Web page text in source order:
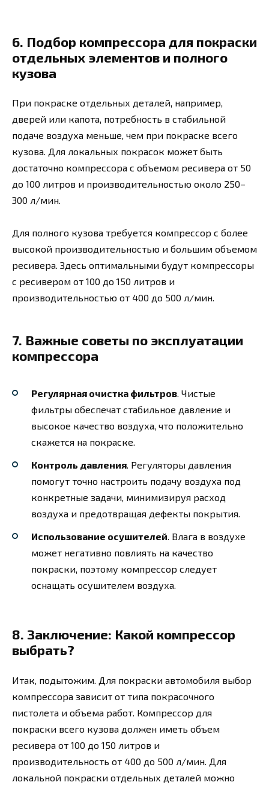
6. Подбор компрессора для покраски
отдельных элементов и полного
кузова
При покраске отдельных деталей, например,
дверей или капота, потребность в стабильной
подаче воздуха меньше, чем при покраске всего
кузова. Для локальных покрасок может быть
достаточно компрессора с объемом ресивера от 50
до 100 литров и производительностью около 250–
300 л/мин.
Для полного кузова требуется компрессор с более
высокой производительностью и большим объемом
ресивера. Здесь оптимальными будут компрессоры
с ресивером от 100 до 150 литров и
производительностью от 400 до 500 л/мин.
7. Важные советы по эксплуатации
компрессора
Регулярная очистка фильтров. Чистые
фильтры обеспечат стабильное давление и
высокое качество воздуха, что положительно
скажется на покраске.
Контроль давления. Регуляторы давления
помогут точно настроить подачу воздуха под
конкретные задачи, минимизируя расход
воздуха и предотвращая дефекты покрытия.
Использование осушителей. Влага в воздухе
может негативно повлиять на качество
покраски, поэтому компрессор следует
оснащать осушителем воздуха.
8. Заключение: Какой компрессор
выбрать?
Итак, подытожим. Для покраски автомобиля выбор
компрессора зависит от типа покрасочного
пистолета и объема работ. Компрессор для
покраски всего кузова должен иметь объем
ресивера от 100 до 150 литров и
производительность от 400 до 500 л/мин. Для
локальной покраски отдельных деталей можно